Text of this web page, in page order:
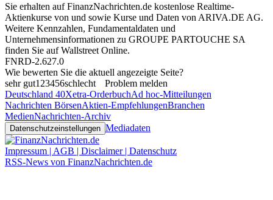
Sie erhalten auf FinanzNachrichten.de kostenlose Realtime-
Aktienkurse von und sowie Kurse und Daten von ARIVA.DE AG.
Weitere Kennzahlen, Fundamentaldaten und
Unternehmensinformationen zu GROUPE PARTOUCHE SA
finden Sie aufWallstreet Online.
FNRD-2.627.0
Wie bewerten Sie die aktuell angezeigte Seite?
sehr gut1 23456schlecht
Problem melden
Deutschland 40Xetra-OrderbuchAd hoc-Mitteilungen
Nachrichten BörsenAktien-EmpfehlungenBranchen
MedienNachrichten-Archiv
Datenschutzeinstellungen Mediadaten
Impressum | AGB | Disclaimer | Datenschutz
RSS-News von FinanzNachrichten.de